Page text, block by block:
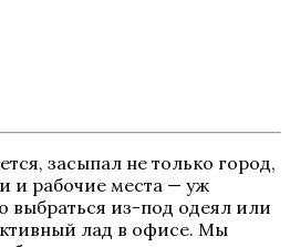
засыпал не только город,
и рабочие места — уж
из-под одеял или
лад в офисе. Мы